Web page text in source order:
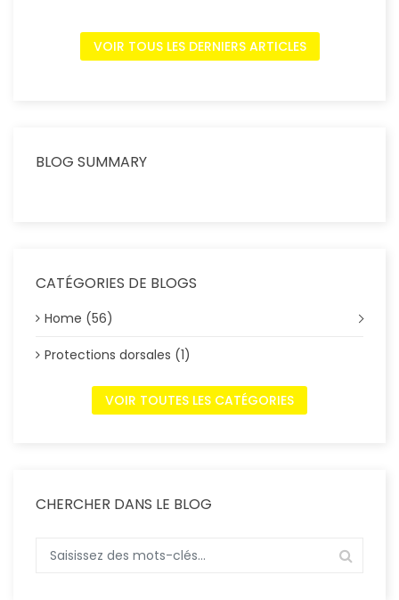
VOIR TOUS LES DERNIERS ARTICLES
BLOG SUMMARY
CATÉGORIES DE BLOGS
Home (56)
Protections dorsales (1)
VOIR TOUTES LES CATÉGORIES
CHERCHER DANS LE BLOG